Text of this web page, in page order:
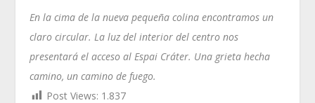
En la cima de la nueva pequeña colina encontramos un
claro circular. La luz del interior del centro nos
presentará el acceso al Espai Cráter. Una grieta hecha
camino, un camino de fuego.
Post Views: 1.837